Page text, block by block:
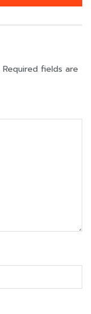
Required fields are